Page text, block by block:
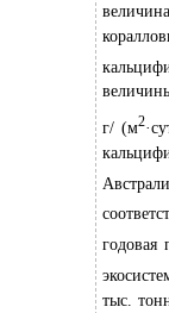
г/ (м2
годовая
тыс.